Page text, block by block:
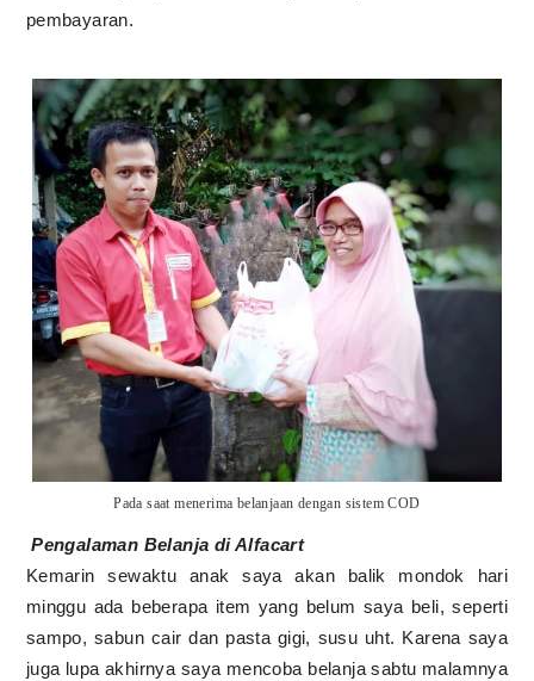
pembayaran.
Pada saat menerima belanjaan dengan sistem COD
Pengalaman Belanja di Alfacart
Kemarin sewaktu anak saya akan balik mondok hari
minggu ada beberapa item yang belum saya beli, seperti
sampo, sabun cair dan pasta gigi, susu uht. Karena saya
juga lupa akhirnya saya mencoba belanja sabtu malamnya